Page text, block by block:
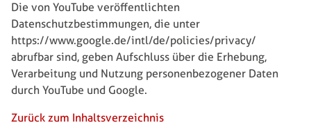
Die von YouTube veröffentlichten
Datenschutzbestimmungen, die unter
https://www.google.de/intl/de/policies/privacy/
abrufbar sind, geben Aufschluss über die Erhebung,
Verarbeitung und Nutzung personenbezogener Daten
durch YouTube und Google.
Zurück zum Inhaltsverzeichnis